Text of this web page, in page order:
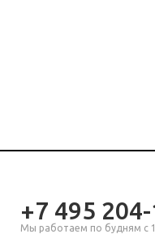
+7 495
Мы работаем по будням с